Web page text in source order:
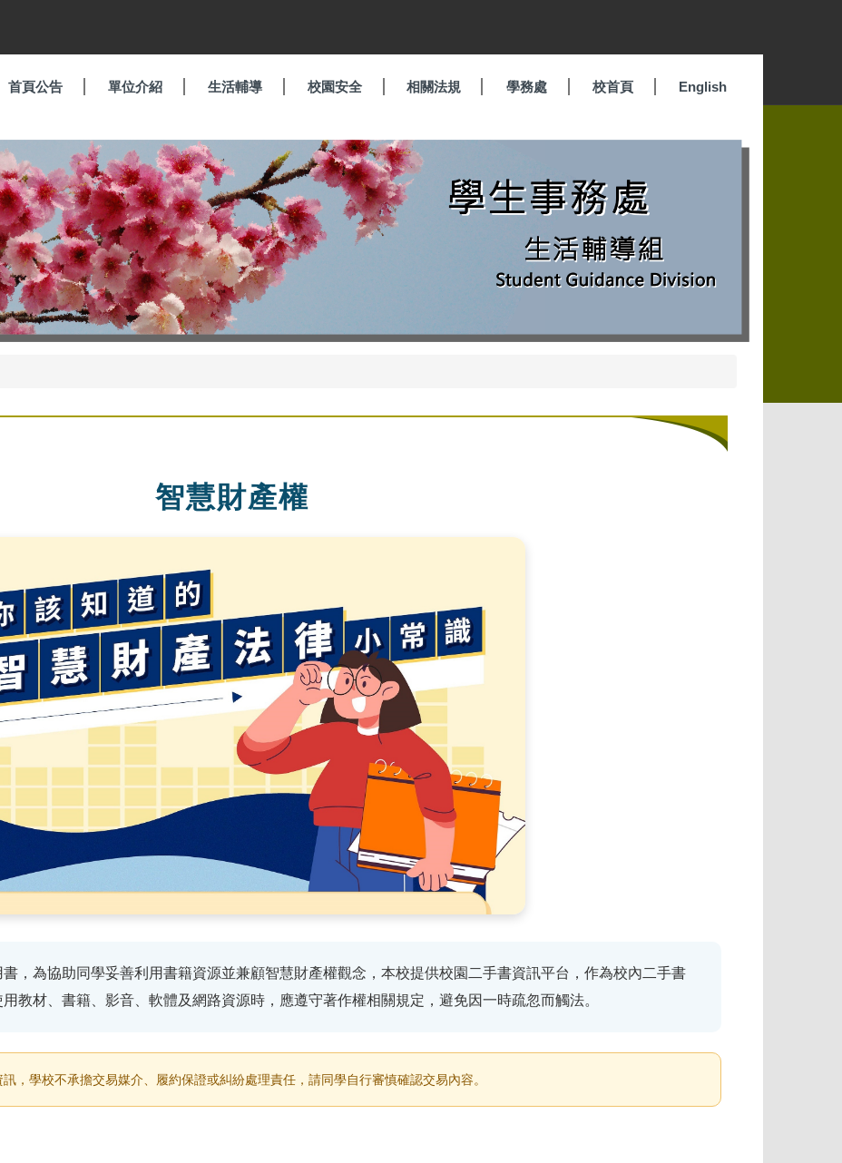
首頁公告 單位介紹 生活輔導 校園安全 相關法規 學務處 校首頁 English
智慧財產權
，為協助同學妥善利用書籍資源並兼顧智慧財產權觀念，本校提供校園二手書資訊平台，作為校內二手書
教材、書籍、影音、軟體及網路資源時，應遵守著作權相關規定，避免因一時疏忽而觸法。
，學校不承擔交易媒介、履約保證或糾紛處理責任，請同學自行審慎確認交易內容。